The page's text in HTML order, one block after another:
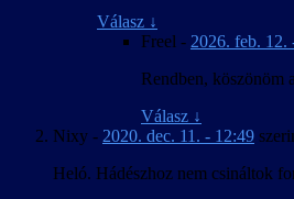
Válasz ↓
Freel - 2026. feb. 12.
Rendben, köszönöm
Válasz ↓
Nixy - 2020. dec. 11. - 12:49
Heló. Hádészhoz nem csináltok